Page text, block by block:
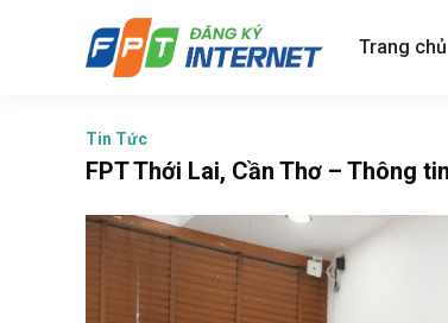
Trang chủ
Tin Tức
FPT Thới Lai, Cần Thơ – Thông